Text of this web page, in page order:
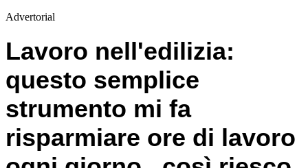
Advertorial
Lavoro nell'edilizia:
questo semplice
strumento mi fa
risparmiare ore di lavoro